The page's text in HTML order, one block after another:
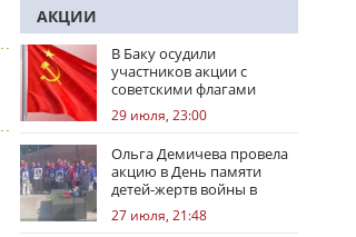
АКЦИИ
В Баку осудили
участников акции с
советскими флагами
29 июля, 23:00
Ольга Демичева провела
акцию в День памяти
детей-жертв войны в
Донбассе
27 июля, 21:48